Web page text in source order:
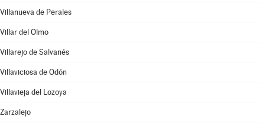
Villanueva de Perales
Villar del Olmo
Villarejo de Salvanés
Villaviciosa de Odón
Villavieja del Lozoya
Zarzalejo